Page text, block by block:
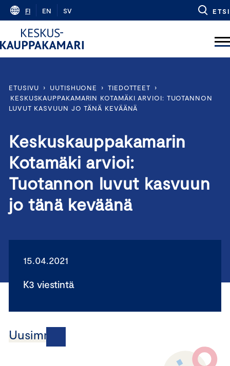
Skip
content
FI EN SV ETSI
ETUSIVU › UUTISHUONE › TIEDOTTEET
›
KESKUSKAUPPAKAMARIN KOTAMÄKI ARVIOI: TUOTANNON
LUVUT KASVUUN JO TÄNÄ KEVÄÄNÄ
Keskuskauppakamarin
Kotamäki arvioi:
Tuotannon luvut kasvuun
jo tänä keväänä
15.04.2021
K3 viestintä
Uusimmat